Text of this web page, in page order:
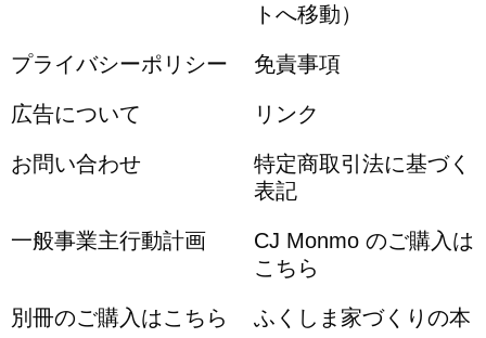
トへ移動）
プライバシーポリシー 免責事項
広告について リンク
お問い合わせ
特定商取引法に基づく
表記
一般事業主行動計画
CJ Monmo のご購入は
こちら
別冊のご購入はこちら ふくしま家づくりの本